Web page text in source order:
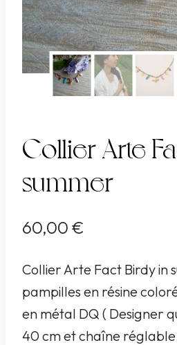
Collier Arte
summer
60,00€
Collier Arte Fact Birdy in
pampilles en résine
en métal DQ ( Designer
40 cm et chaîne